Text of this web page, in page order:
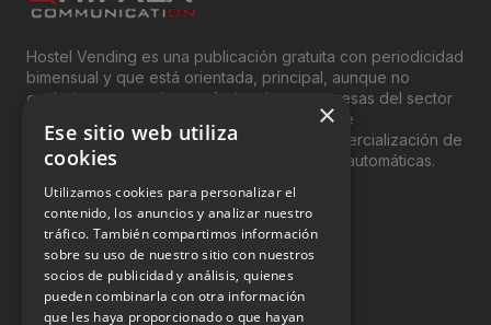
Hostel Vending es una publicación gratuita con periodicidad
bimensual y que está orientada, principal, aunque no
exclusivamente, a los profesionales y empresas del sector
del “Vending”; nombre con el que se conoce
genéricamente entre profesionales a la comercialización de
productos y servicios a través de máquinas automáticas.
INFORMACIÓN LEGAL
Aviso Legal
Política de Privacidad
×
Ese sitio web utiliza
cookies
Utilizamos cookies para personalizar el
contenido, los anuncios y analizar nuestro
tráfico. También compartimos información
sobre su uso de nuestro sitio con nuestros
socios de publicidad y análisis, quienes
pueden combinarla con otra información
que les haya proporcionado o que hayan